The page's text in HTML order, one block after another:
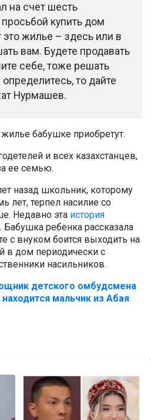
на счет шесть
купить дом
это жилье – здесь или в
вам. Будете продавать
себе, тоже решать
то дайте
Нурмашев.
бабушке приобретут.
и всех казахстанцев,
ее семью.
назад школьник, которому
лет, терпел насилие со
Недавно эта история
. Бабушка ребенка рассказала
с внуком боится выходить на
в дом периодически с
насильников.
детского омбудсмена
мальчик из Абая